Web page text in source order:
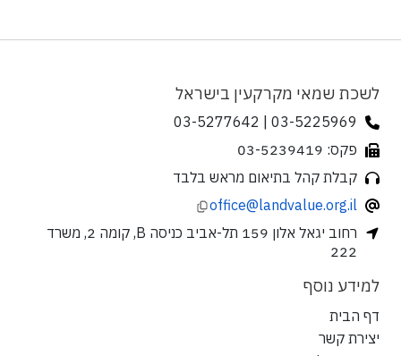
לשכת שמאי מקרקעין בישראל
03-5225969 | 03-5277642
פקס: 03-5239419
קבלת קהל בתיאום מראש בלבד
office@landvalue.org.il
רחוב יגאל אלון 159 תל-אביב כניסה B, קומה 2, משרד
222
למידע נוסף
דף הבית
יצירת קשר